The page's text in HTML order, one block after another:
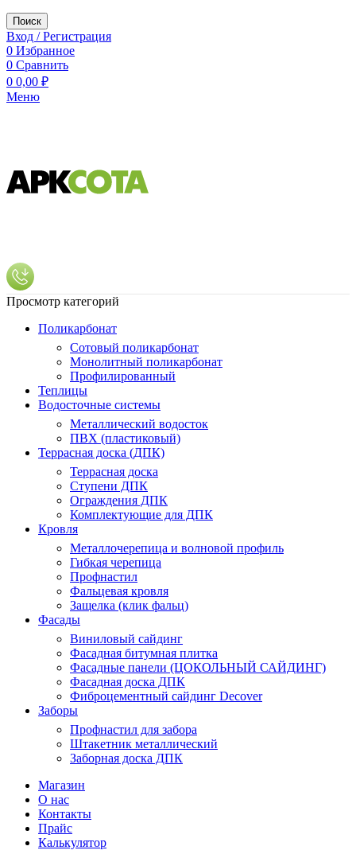
Поиск
Вход / Регистрация
0 Избранное
0 Сравнить
0 0,00 ₽
Меню
Просмотр категорий
Поликарбонат
Сотовый поликарбонат
Монолитный поликарбонат
Профилированный
Теплицы
Водосточные системы
Металлический водосток
ПВХ (пластиковый)
Террасная доска (ДПК)
Террасная доска
Ступени ДПК
Ограждения ДПК
Комплектующие для ДПК
Кровля
Металлочерепица и волновой профиль
Гибкая черепица
Профнастил
Фальцевая кровля
Защелка (клик фальц)
Фасады
Виниловый сайдинг
Фасадная битумная плитка
Фасадные панели (ЦОКОЛЬНЫЙ САЙДИНГ)
Фасадная доска ДПК
Фиброцементный сайдинг Decover
Заборы
Профнастил для забора
Штакетник металлический
Заборная доска ДПК
Магазин
О нас
Контакты
Прайс
Калькулятор